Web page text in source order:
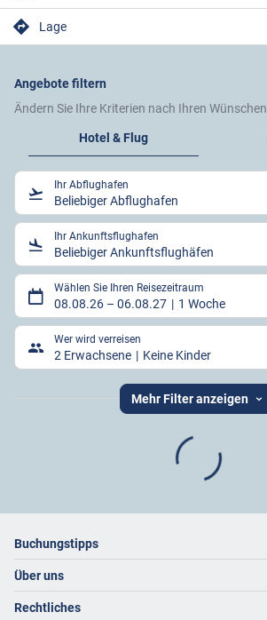
Lage
Angebote filtern
Ändern Sie Ihre Kriterien nach Ihren Wünschen
Hotel & Flug
Ihr Abflughafen
Beliebiger Abflughafen
Ihr Ankunftsflughafen
Beliebiger Ankunftsflughäfen
Wählen Sie Ihren Reisezeitraum
08.08.26 – 06.08.27 1 Woche
Wer wird verreisen
2 Erwachsene Keine Kinder
Mehr Filter anzeigen
Footer navigation
Buchungstipps
Warum im Reisebüro buchen
Hoteltipps
Über uns
Kontakt
Rechtliches